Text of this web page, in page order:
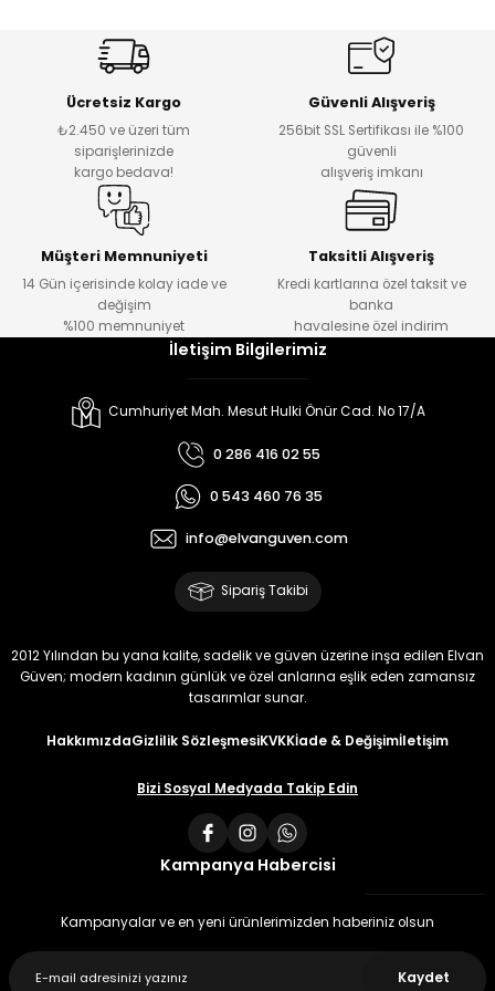
Ücretsiz Kargo
₺2.450 ve üzeri tüm
siparişlerinizde
kargo bedava!
Güvenli Alışveriş
256bit SSL Sertifikası ile %100
güvenli
alışveriş imkanı
Müşteri Memnuniyeti
14 Gün içerisinde kolay iade ve
değişim
%100 memnuniyet
Taksitli Alışveriş
Kredi kartlarına özel taksit ve
banka
havalesine özel indirim
İletişim Bilgilerimiz
Cumhuriyet Mah. Mesut Hulki Önür Cad. No 17/A
0 286 416 02 55
0 543 460 76 35
info@elvanguven.com
Sipariş Takibi
2012 Yılından bu yana kalite, sadelik ve güven üzerine inşa edilen Elvan
Güven; modern kadının günlük ve özel anlarına eşlik eden zamansız
tasarımlar sunar.
HakkımızdaGizlilik SözleşmesiKVKKİade & Değişimİletişim
Bizi Sosyal Medyada Takip Edin
Kampanya Habercisi
Kampanyalar ve en yeni ürünlerimizden haberiniz olsun
Kaydet